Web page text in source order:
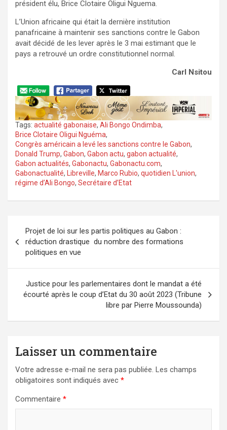
président élu, Brice Clotaire Oligui Nguema.
L’Union africaine qui était la dernière institution
panafricaine à maintenir ses sanctions contre le Gabon
avait décidé de les lever après le 3 mai estimant que le
pays a retrouvé un ordre constitutionnel normal.
Carl Nsitou
Tags: actualité gabonaise, Ali Bongo Ondimba,
Brice Clotaire Oligui Nguéma,
Congrès américain a levé les sanctions contre le Gabon,
Donald Trump, Gabon, Gabon actu, gabon actualité,
Gabon actualités, Gabonactu, Gabonactu.com,
Gabonactualité, Libreville, Marco Rubio, quotidien L'union,
régime d’Ali Bongo, Secrétaire d’Etat
de
l’article
Projet de loi sur les partis politiques au Gabon :
réduction drastique du nombre des formations
politiques en vue
Justice pour les parlementaires dont le mandat a été
écourté après le coup d’Etat du 30 août 2023 (Tribune
libre par Pierre Moussounda)
Laisser un commentaire
Votre adresse e-mail ne sera pas publiée. Les champs
obligatoires sont indiqués avec *
Commentaire *